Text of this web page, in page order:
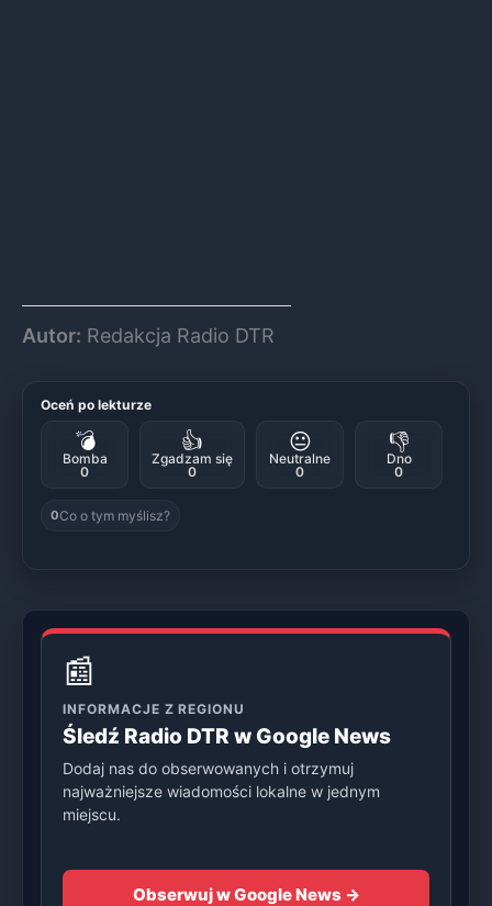
Autor: Redakcja Radio DTR
Oceń po lekturze
💣
Bomba
0
👍
Zgadzam się
0
😐
Neutralne
0
👎
Dno
0
0Co o tym myślisz?
📰
INFORMACJE Z REGIONU
Śledź Radio DTR w Google News
Dodaj nas do obserwowanych i otrzymuj
najważniejsze wiadomości lokalne w jednym
miejscu.
Obserwuj w Google News →